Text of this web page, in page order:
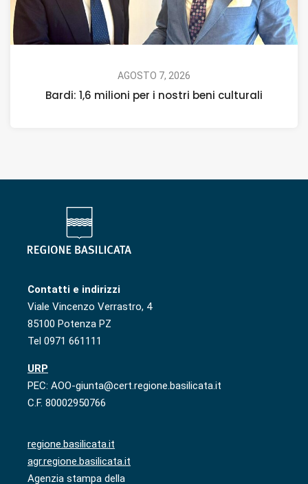
AGOSTO 7, 2026
Bardi: 1,6 milioni per i nostri beni culturali
Contatti e indirizzi
Viale Vincenzo Verrastro, 4
85100 Potenza PZ
Tel 0971 661111
URP
PEC: AOO-giunta@cert.regione.basilicata.it
C.F. 80002950766
regione.basilicata.it
agr.regione.basilicata.it
Agenzia stampa della